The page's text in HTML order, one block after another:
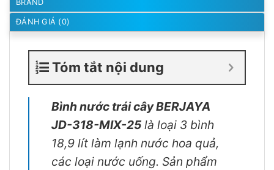
BRAND
ĐÁNH GIÁ (0)
Tóm tắt nội dung
Bình nước trái cây BERJAYA
JD-318-MIX-25 là loại 3 bình
18,9 lít làm lạnh nước hoa quả,
các loại nước uống. Sản phẩm